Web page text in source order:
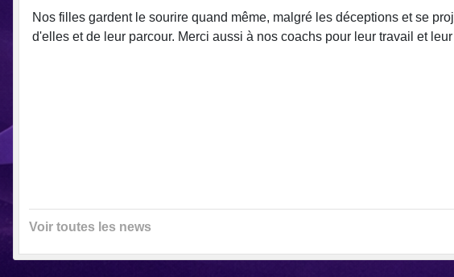
Nos filles gardent le sourire quand même, malgré les déceptions et se
d'elles et de leur parcour. Merci aussi à nos coachs pour leur travail et
Voir toutes les news